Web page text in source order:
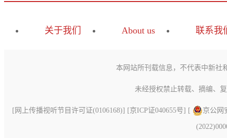
关于我们 About us 联系我
本网站所刊载信息，不代表中新社
未经授权禁止转载、摘编、
[ 网上传播视听节目许可证(0106168)] [京ICP证040655号] [ 京公网